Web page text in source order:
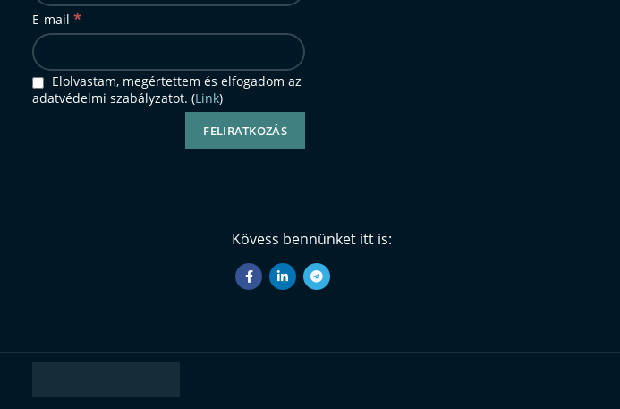
E-mail *
Elolvastam, megértettem és elfogadom az
adatvédelmi szabályzatot. (Link)
Kövess bennünket itt is: